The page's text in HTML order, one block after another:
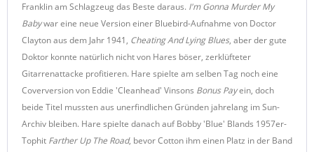
Franklin am Schlagzeug das Beste daraus. I'm Gonna Murder My
Babywar eine neue Version einer Bluebird-Aufnahme von Doctor
Clayton aus dem Jahr 1941, Cheating And Lying Blues, aber der gute
Doktor konnte natürlich nicht von Hares böser, zerklüfteter
Gitarrenattacke profitieren. Hare spielte am selben Tag noch eine
Coverversion von Eddie 'Cleanhead' Vinsons Bonus Payein, doch
beide Titel mussten aus unerfindlichen Gründen jahrelang im Sun-
Archiv bleiben. Hare spielte danach auf Bobby 'Blue' Blands 1957er-
Tophit Farther Up The Road, bevor Cotton ihm einen Platz in der Band